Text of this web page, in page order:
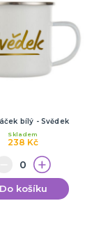
bílý - Svědek
238 Kč
Skladem
Do košíku